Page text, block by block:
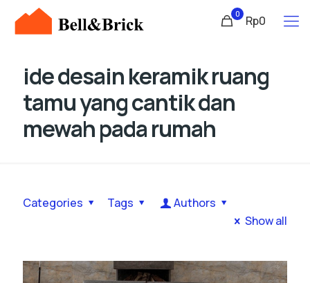
0 Rp0
ide desain keramik ruang
tamu yang cantik dan
mewah pada rumah
Categories Tags
Authors
Show all